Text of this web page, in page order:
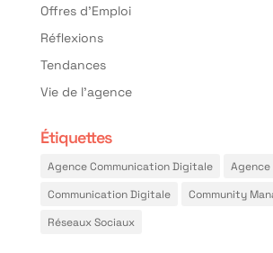
Offres d'Emploi
Réflexions
Tendances
Vie de l'agence
Étiquettes
Agence Communication Digitale
Communication Digitale
Community
Réseaux Sociaux